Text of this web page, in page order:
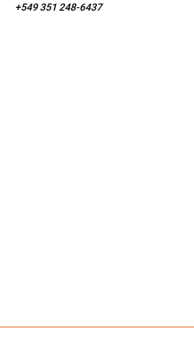
+549 351 248-6437